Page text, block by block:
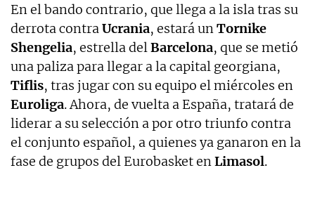
En el bando contrario, que llega a la isla tras su
derrota contraUcrania, estará unTornike
Shengelia, estrella delBarcelona, que se metió
una paliza para llegar a la capital georgiana,
Tiflis, tras jugar con su equipo el miércoles en
Euroliga. Ahora, de vuelta a España, tratará de
liderar a su selección a por otro triunfo contra
el conjunto español, a quienes ya ganaron en la
fase de grupos del Eurobasket enLimasol.